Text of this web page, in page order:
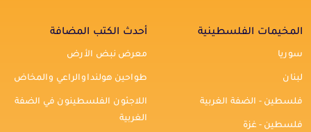
المخيمات الفلسطينية
سوريا
لبنان
فلسطين - الضفة الغربية
فلسطين - غزة
أحدث الكتب المضافة
معرض نبض الأرض
طواحين هولنداوالراعي والمخاض
اللاجئون الفلسطينون في الضفة
الغربية